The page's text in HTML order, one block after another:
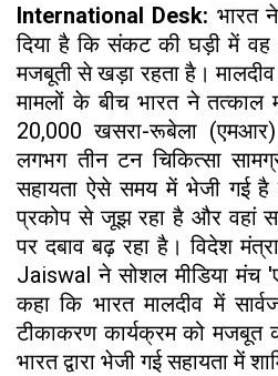
International Desk: भारत
दिया है कि संकट की घड़ी में
मजबूती से खड़ा रहता है।
मामलों के बीच भारत ने तत्काल
20,000 खसरा-रूबेला
लगभग तीन टन चिकित्सा
सहायता ऐसे समय में भेजी गई
प्रकोप से जूझ रहा है और वहां
पर दबाव बढ़ रहा है। विदेश
Jaiswal ने सोशल मीडिया मंच
कहा कि भारत मालदीव में
टीकाकरण कार्यक्रम को मजबूत
भारत द्वारा भेजी गई सहायता में